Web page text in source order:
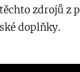
zdrojů z
doplňky.